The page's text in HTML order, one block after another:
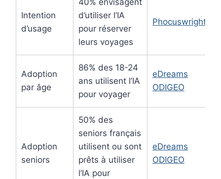
Intention
d’usage
40% envisagent
d’utiliser l’IA
pour réserver
leurs voyages
Phocuswright
Adoption
par âge
86% des 18-24
ans utilisent l’IA
pour voyager
eDreams
ODIGEO
Adoption
seniors
50% des
seniors français
utilisent ou sont
prêts à utiliser
l’IA pour
eDreams
ODIGEO